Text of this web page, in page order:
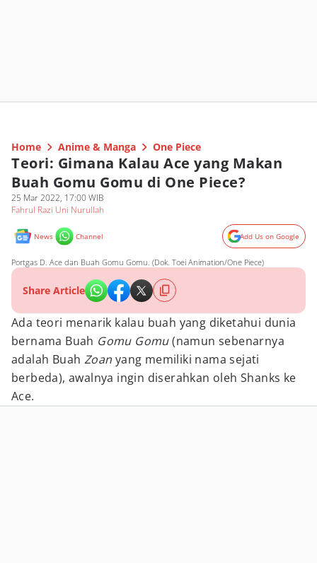
Home Anime & Manga One Piece
Teori: Gimana Kalau Ace yang Makan
Buah Gomu Gomu di One Piece?
25 Mar 2022, 17:00 WIB
Fahrul Razi Uni Nurullah
News Channel Add Us on Google
Portgas D. Ace dan Buah Gomu Gomu. (Dok. Toei Animation/One Piece)
Share Article
Ada teori menarik kalau buah yang diketahui dunia
bernama Buah Gomu Gomu(namun sebenarnya
adalah Buah Zoan yang memiliki nama sejati
berbeda), awalnya ingin diserahkan oleh Shanks ke
Ace.